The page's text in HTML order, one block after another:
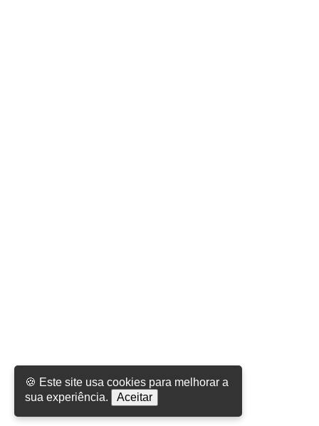
🍪 Este site usa cookies para melhorar a
sua experiência.
Aceitar